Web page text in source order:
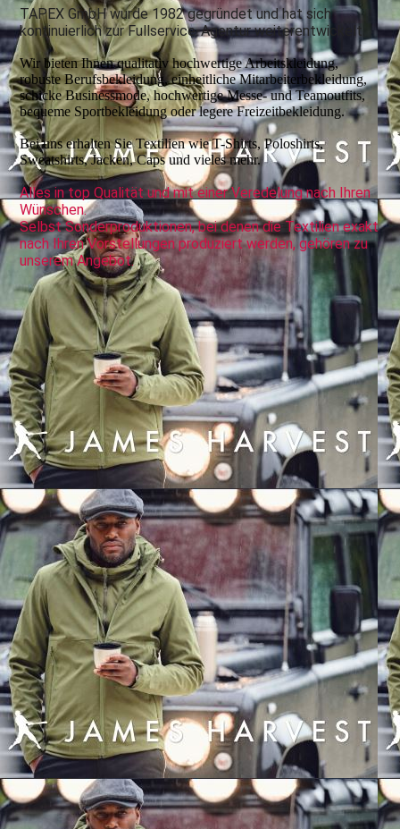
TAPEX GmbH wurde 1982 gegründet und hat sich
kontinuierlich zur Fullservice-Agentur weiterentwickelt.
Wir bieten Ihnen qualitativ hochwertige Arbeitskleidung,
robuste Berufsbekleidung, einheitliche Mitarbeiterbekleidung,
schicke Businessmode, hochwertige Messe- und Teamoutfits,
bequeme Sportbekleidung oder legere Freizeitbekleidung.
Bei uns erhalten Sie Textilien wie T-Shirts, Poloshirts,
Sweatshirts, Jacken, Caps und vieles mehr.
Alles in top Qualität und mit einer Veredelung nach Ihren
Wünschen.
Selbst Sonderproduktionen, bei denen die Textilien exakt
nach Ihren Vorstellungen produziert werden, gehören zu
unserem Angebot.